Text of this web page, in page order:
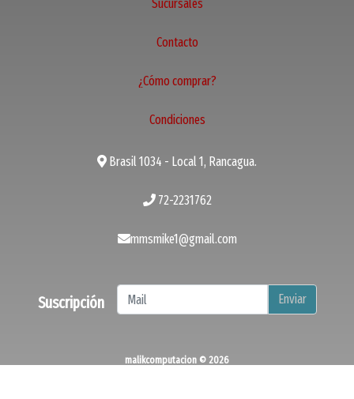
Sucursales
Contacto
¿Cómo comprar?
Condiciones
Brasil 1034 - Local 1, Rancagua.
72-2231762
mmsmike1@gmail.com
Suscripción Enviar
malikcomputacion © 2026